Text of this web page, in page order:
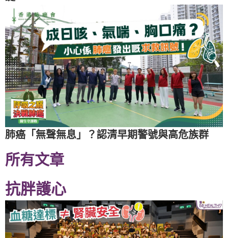
肺癌「無聲無息」？認清早期警號與高危族群
所有文章
抗胖護心